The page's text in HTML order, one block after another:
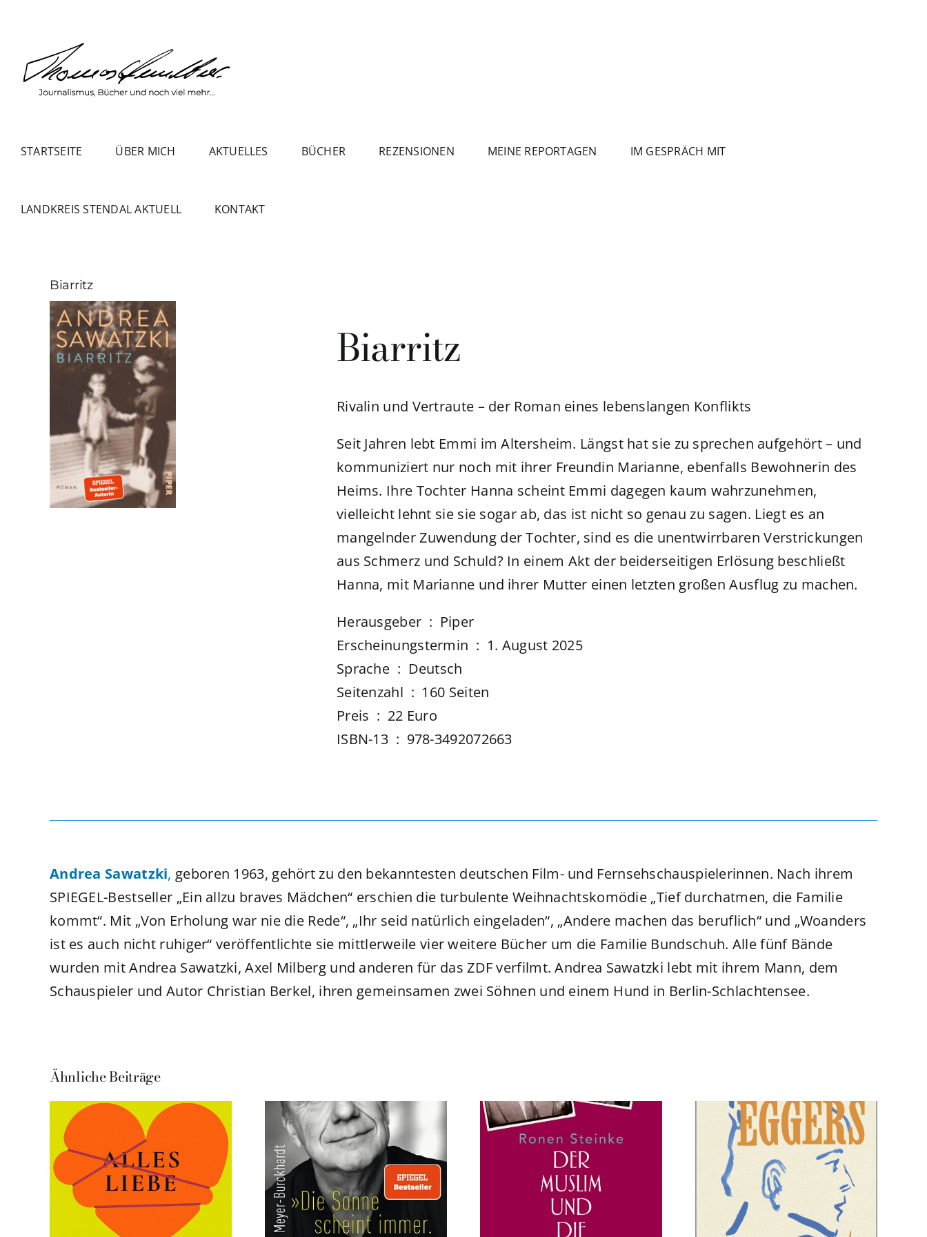
springen
STARTSEITE ÜBER MICH AKTUELLES BÜCHER REZENSIONEN MEINE REPORTAGEN IM GESPRÄCH MIT
LANDKREIS STENDAL AKTUELL KONTAKT
Biarritz
Biarritz
Rivalin und Vertraute – der Roman eines lebenslangen Konflikts
Seit Jahren lebt Emmi im Altersheim. Längst hat sie zu sprechen aufgehört – und
kommuniziert nur noch mit ihrer Freundin Marianne, ebenfalls Bewohnerin des
Heims. Ihre Tochter Hanna scheint Emmi dagegen kaum wahrzunehmen,
vielleicht lehnt sie sie sogar ab, das ist nicht so genau zu sagen. Liegt es an
mangelnder Zuwendung der Tochter, sind es die unentwirrbaren Verstrickungen
aus Schmerz und Schuld? In einem Akt der beiderseitigen Erlösung beschließt
Hanna, mit Marianne und ihrer Mutter einen letzten großen Ausflug zu machen.
Herausgeber ‏ : ‎ Piper
Erscheinungstermin ‏ : ‎ 1. August 2025
Sprache ‏ : ‎ Deutsch
Seitenzahl ‏ : ‎ 160 Seiten
Preis ‏ : ‎ 22 Euro
ISBN-13 ‏ : ‎ 978-3492072663
Andrea Sawatzki, geboren 1963, gehört zu den bekanntesten deutschen Film- und Fernsehschauspielerinnen. Nach ihrem
SPIEGEL-Bestseller „Ein allzu braves Mädchen“ erschien die turbulente Weihnachtskomödie „Tief durchatmen, die Familie
kommt“. Mit „Von Erholung war nie die Rede“, „Ihr seid natürlich eingeladen“, „Andere machen das beruflich“ und „Woanders
ist es auch nicht ruhiger“ veröffentlichte sie mittlerweile vier weitere Bücher um die Familie Bundschuh. Alle fünf Bände
wurden mit Andrea Sawatzki, Axel Milberg und anderen für das ZDF verfilmt. Andrea Sawatzki lebt mit ihrem Mann, dem
Schauspieler und Autor Christian Berkel, ihren gemeinsamen zwei Söhnen und einem Hund in Berlin-Schlachtensee.
Ähnliche Beiträge